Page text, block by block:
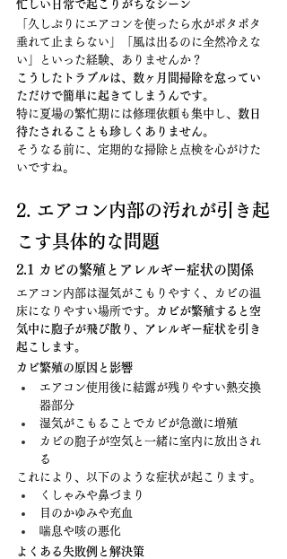
忙しい日常で起こりがちなシーン
「久しぶりにエアコンを使ったら水がポタポタ
垂れて止まらない」「風は出るのに全然冷えな
い」といった経験、ありませんか？
こうしたトラブルは、数ヶ月間掃除を怠ってい
ただけで簡単に起きてしまうんです。
特に夏場の繁忙期には修理依頼も集中し、 数日
待たされることも珍しくありません。
そうなる前に、定期的な掃除と点検を心がけた
いですね。
2. エアコン内部の汚れが引き起
こす具体的な問題
2.1 カビの繁殖とアレルギー症状の関係
エアコン内部は湿気がこもりやすく、カビの温
床になりやすい場所です。
カビが繁殖すると空
気中に胞子が飛び散り、アレルギー症状を引き
起こします。
カビ繁殖の原因と影響
エアコン使用後に結露が残りやすい熱交換
器部分
湿気がこもることでカビが急激に増殖
カビの胞子が空気と一緒に室内に放出され
る
これにより、以下のような症状が起こります。
くしゃみや鼻づまり
目のかゆみや充血
喘息や咳の悪化
よくある失敗例と解決策